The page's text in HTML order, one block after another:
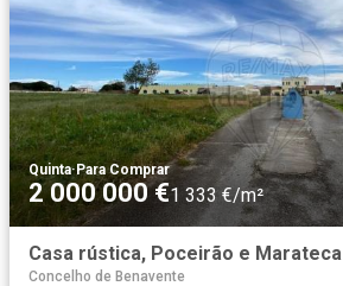
Quinta· Para Comprar
2 000 000 €1 333 €/m²
Casa rústica, Poceirão e Marateca
Concelho de Benavente